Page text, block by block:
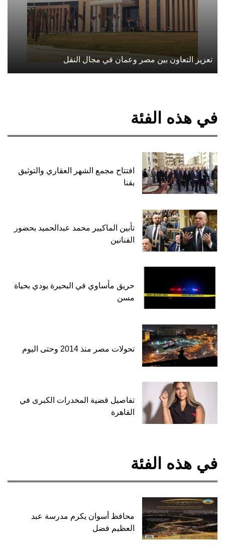
تعزيز التعاون بين مصر وعمان في مجال النقل
في هذه الفئة
افتتاح مجمع الشهر العقاري والتوثيق
بقنا
تأبين الماكيير محمد عبدالحميد بحضور
الفنانين
حريق مأساوي في البحيرة يودي بحياة
مسن
تحولات مصر منذ 2014 وحتى اليوم
تفاصيل قضية المخدرات الكبرى في
القاهرة
في هذه الفئة
محافظ أسوان يكرم مدرسة عبد
العظيم فضل